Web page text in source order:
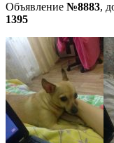
Объявление №8883,
1395